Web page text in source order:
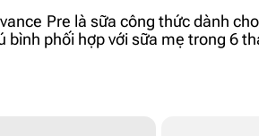
Pre là sữa công thức dành
bình phối hợp với sữa mẹ trong 6